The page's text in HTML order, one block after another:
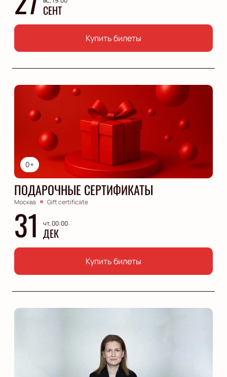
СЕНТ
Купить билеты
0+
ПОДАРОЧНЫЕ СЕРТИФИКАТЫ
Москва Gift certificate
31 чт, 00:00
ДЕК
Купить билеты